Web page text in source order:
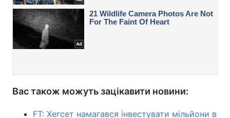
Вас також можуть зацікавити новини:
FT: Хегсет намагався інвестувати мільйони в